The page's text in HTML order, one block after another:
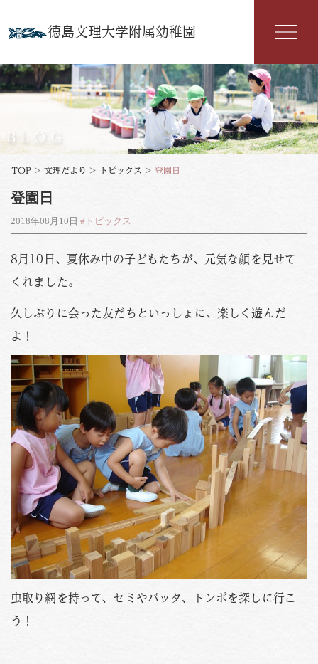
徳島文理大学附属幼稚園
幼稚園紹介
入園案内
よくある質問
お知らせ
アクセス
お問い合わせはこちら
Tel.088-653-4941
受付時間
月〜金 / 9:00-18:00
土 / 9:00-12:00
BLOG
TOP > 文理だより > トピックス > 登園日
登園日
2018年08月10日 #トピックス
8月10日、夏休み中の子どもたちが、元気な顔を見せて
くれました。
久しぶりに会った友だちといっしょに、楽しく遊んだ
よ！
虫取り網を持って、セミやバッタ、トンボを探しに行こ
う！